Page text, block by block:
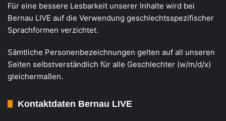
Für eine bessere Lesbarkeit unserer Inhalte wird bei
Bernau LIVE auf die Verwendung geschlechtsspezifischer
Sprachformen verzichtet.
Sämtliche Personenbezeichnungen gelten auf all unseren
Seiten selbstverständlich für alle Geschlechter (w/m/d/x)
gleichermaßen.
Kontaktdaten Bernau LIVE